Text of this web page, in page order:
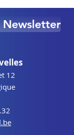
Newsletter
12